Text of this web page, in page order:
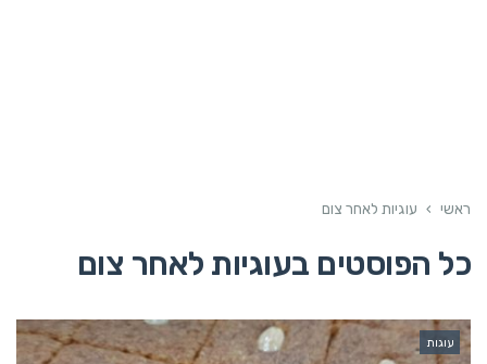
ראשי › עוגיות לאחר צום
כל הפוסטים בעוגיות לאחר צום
עוגות